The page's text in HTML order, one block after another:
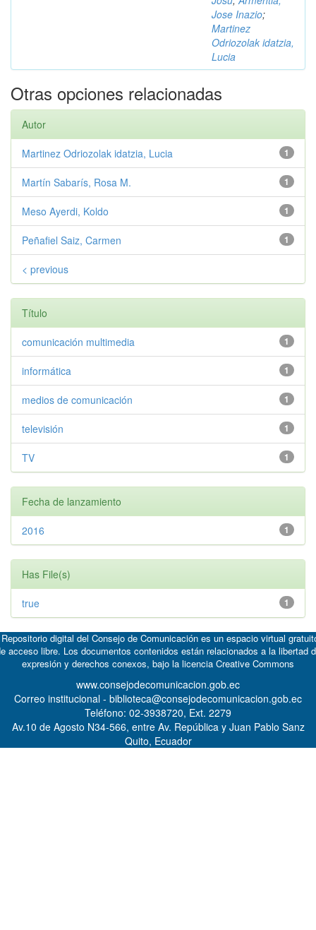
Jose Inazio;
Martinez
Odriozolak idatzia,
Lucia
Otras opciones relacionadas
Autor
1
Martinez Odriozolak idatzia, Lucia
1
Martín Sabarís, Rosa M.
1
Meso Ayerdi, Koldo
1
Peñafiel Saiz, Carmen
< previous
Título
1
comunicación multimedia
1
informática
1
medios de comunicación
1
televisión
1
TV
Fecha de lanzamiento
1
2016
Has File(s)
1
true
digital del Consejo de Comunicación es un espacio virtual
acceso libre. Los documentos contenidos están relacionados a la libertad
expresión y derechos conexos, bajo la licencia Creative Commons
www.consejodecomunicacion.gob.ec
Correo institucional - biblioteca@consejodecomunicacion.gob.ec
Teléfono: 02-3938720, Ext. 2279
Av.10 de Agosto N34-566, entre Av. República y Juan Pablo Sanz
Quito, Ecuador